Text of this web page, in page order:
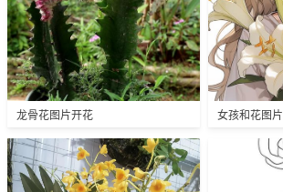
龙骨花图片开花 女孩和花图片